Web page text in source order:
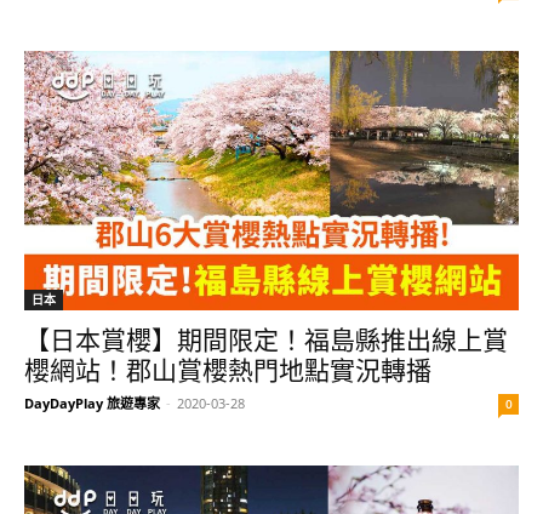
日本
【日本賞櫻】期間限定！福島縣推出線上賞
櫻網站！郡山賞櫻熱門地點實況轉播
DayDayPlay 旅遊專家 - 2020-03-28 0